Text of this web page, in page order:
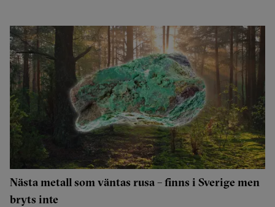
Nästa metall som väntas rusa – finns i Sverige men
bryts inte